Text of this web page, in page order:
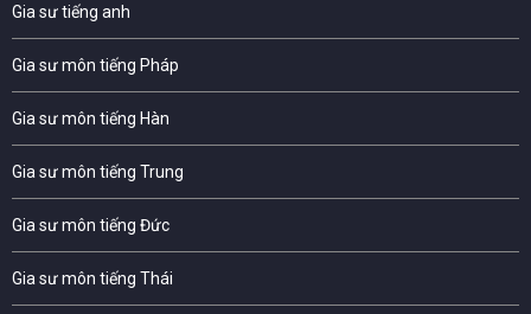
Gia sư tiếng anh
Gia sư môn tiếng Pháp
Gia sư môn tiếng Hàn
Gia sư môn tiếng Trung
Gia sư môn tiếng Đức
Gia sư môn tiếng Thái